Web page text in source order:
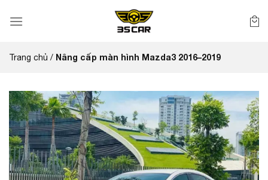
qua
dung
Trang chủ / Nâng cấp màn hình Mazda3 2016–2019